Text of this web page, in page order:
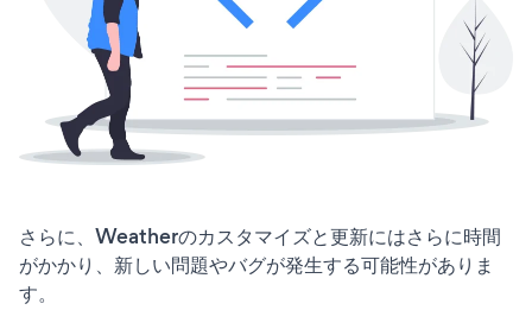
さらに、Weatherのカスタマイズと更新にはさらに時間
がかかり、新しい問題やバグが発生する可能性がありま
す。